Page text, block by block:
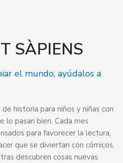
SÀPIENS
el mundo, ayúdalos a
historia para niños y niñas con
lo pasan bien. Cada mes
para favorecer la lectura,
que se diviertan con cómicos,
descubren cosas nuevas